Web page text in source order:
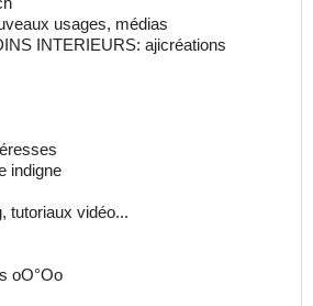
usages, médias
INTERIEURS: ajicréations
indigne
tutoriaux vidéo...
oO°Oo